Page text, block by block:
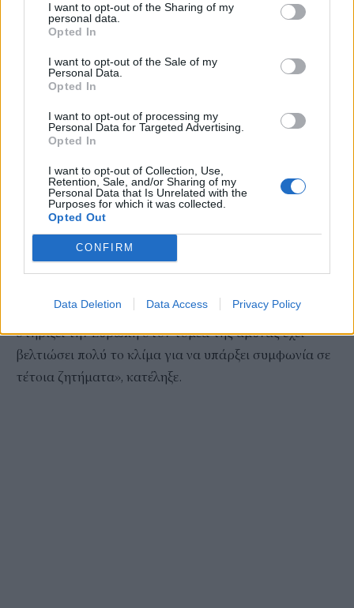
I want to opt-out of the Sharing of my
personal data.
Opted In
I want to opt-out of the Sale of my
Personal Data.
Opted In
I want to opt-out of processing my
Personal Data for Targeted Advertising.
Opted In
I want to opt-out of Collection, Use,
Retention, Sale, and/or Sharing of my
Personal Data that Is Unrelated with the
Purposes for which it was collected.
Opted Out
CONFIRM
Data Deletion Data Access Privacy Policy
δεν θα τους έχουμε μαζί μας, και η αντίσταση θα
αυξάνεται ολοένα και περισσότερο.»
Ο κ. Μυτιληναίος εξέφρασε επίσης την πεποίθηση ότι
το Ηνωμένο Βασίλειο και η ΕΕ μπορούν να καταλήξουν
Η ΕΕ προτείνει από τον Ιούνιο του επόμενου έτους την
επιβολή δασμού 50% σε όλες τις εισαγωγές χάλυβα
από χώρες εκτός ΕΕ — συμπεριλαμβανομένου του
Ηνωμένου Βασιλείου — για την προστασία των
ευρωπαίων παραγωγών.
«Η αίσθησή μου από τις Βρυξέλλες είναι ότι το κλίμα
απέναντι στο Ηνωμένο Βασίλειο είναι πολύ πιο φιλικό
γεγονός ότι το Ηνωμένο Βασίλειο είναι πρόθυμο να
στηρίξει την Ευρώπη στον τομέα της άμυνας έχει
βελτιώσει πολύ το κλίμα για να υπάρξει συμφωνία σε
τέτοια ζητήματα», κατέληξε.